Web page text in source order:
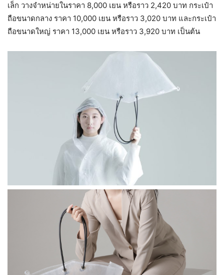
เล็ก วางจำหน่ายในราคา 8,000 เยน หรือราว 2,420 บาท กระเป๋า
ถือขนาดกลาง ราคา 10,000 เยน หรือราว 3,020 บาท และกระเป๋า
ถือขนาดใหญ่ ราคา 13,000 เยน หรือราว 3,920 บาท เป็นต้น